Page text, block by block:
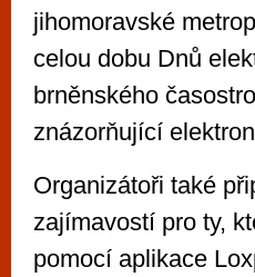
jihomoravské
celou dobu Dnů
brněnského
znázorňující
Organizátoři také
zajímavostí pro ty,
pomocí aplikace